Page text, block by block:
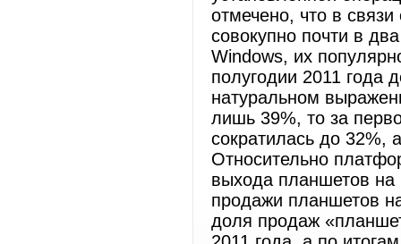
отмечено, что в
совокупно почти в
Windows, их
полугодии 2011 года
натуральном
лишь 39%, то за
сократилась до 32%,
Относительно
выхода планшетов на
продажи планшетов
доля продаж